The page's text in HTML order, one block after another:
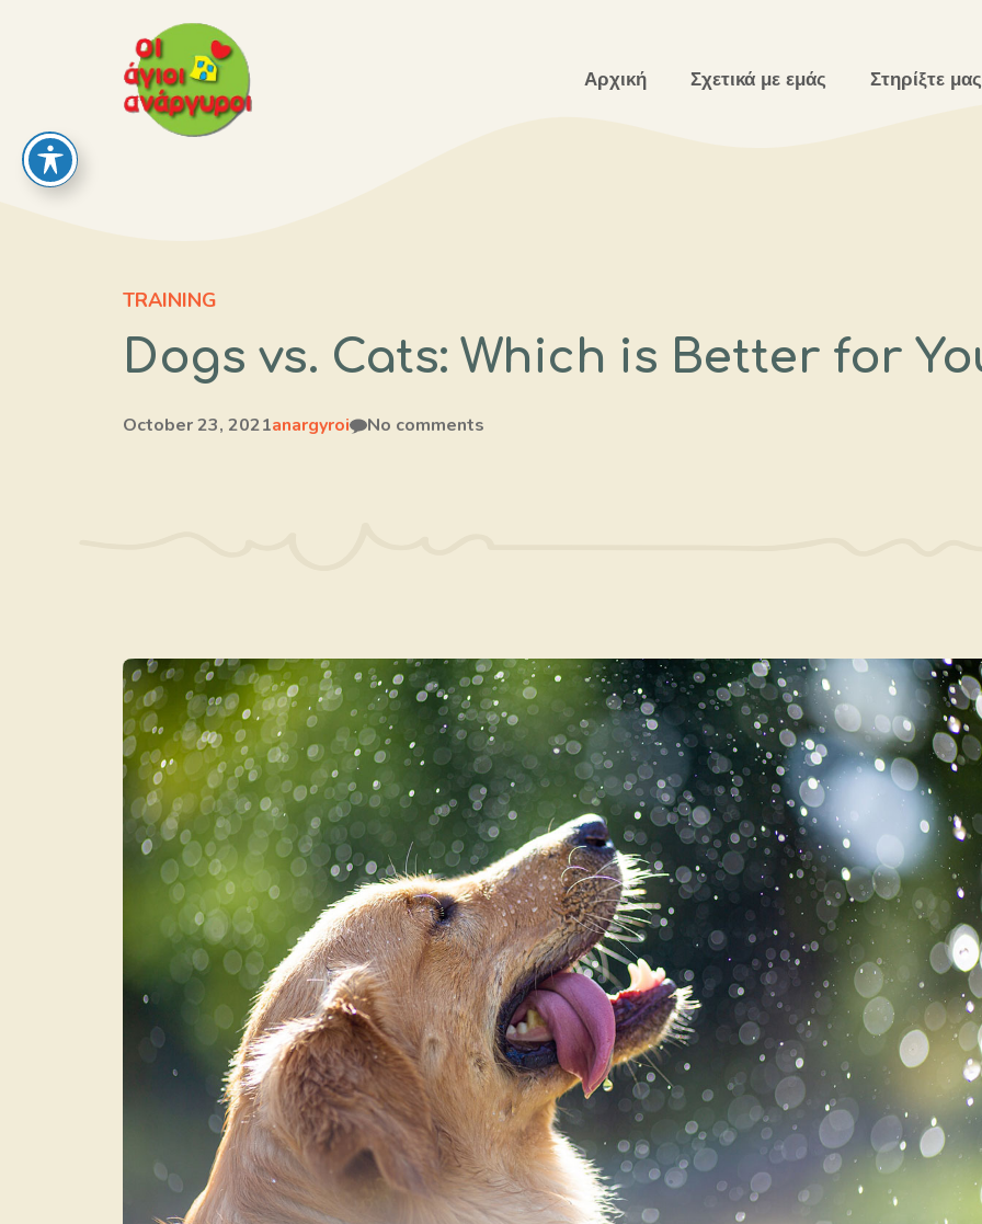
Αρχική Σχετικά με εμάς Στηρίξτε μας
TRAINING
Dogs vs. Cats: Which is Better for
October 23, 2021anargyroi No comments